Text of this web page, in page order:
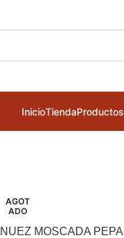
InicioTiendaProductos
AGOT
ADO
NUEZ MOSCADA PEPA